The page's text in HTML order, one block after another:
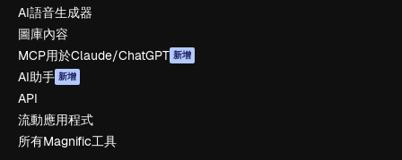
AI語音生成器
圖庫內容
MCP用於Claude/ChatGPT 新增
AI助手 新增
API
流動應用程式
所有Magnific工具